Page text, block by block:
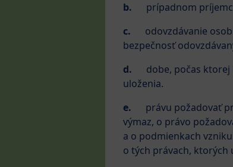
b. prípadnom
c. odovzdávanie
bezpečnosť
d. dobe, počas
uloženia.
e. právu požadovať
výmaz, o právo
a o podmienkach
o tých právach,